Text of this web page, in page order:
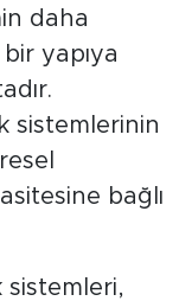
daha
bir yapıya
sistemlerinin
bağlı
sistemleri,